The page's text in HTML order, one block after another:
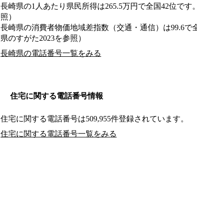
長崎県の1人あたり県民所得は265.5万円で全国42位で
照）
長崎県の消費者物価地域差指数（交通・通信）は99.6
県のすがた2023を参照）
長崎県の電話番号一覧をみる
住宅に関する電話番号情報
住宅に関する電話番号は509,955件登録されています。
住宅に関する電話番号一覧をみる